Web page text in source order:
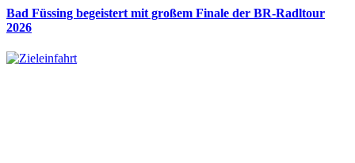
Bad Füssing begeistert mit großem Finale der BR-Radltour
2026